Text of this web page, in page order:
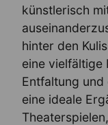
künstlerisch
hinter den
eine
Entfaltung und
eine ideale